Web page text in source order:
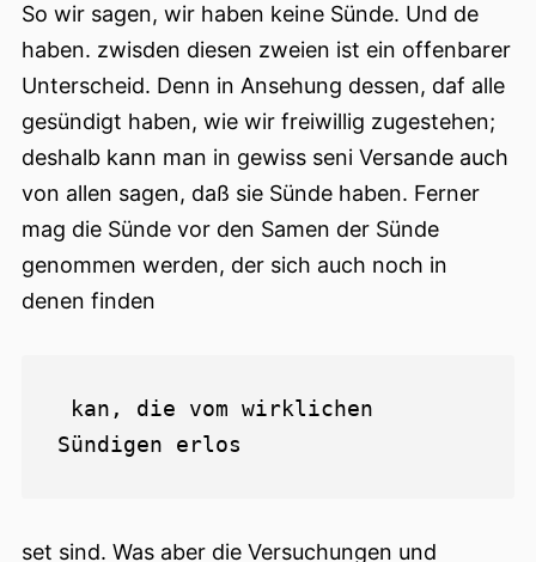
So wir sagen, wir haben keine Sünde. Und de
haben. zwisden diesen zweien ist ein offenbarer
Unterscheid. Denn in Ansehung dessen, daf alle
gesündigt haben, wie wir freiwillig zugestehen;
deshalb kann man in gewiss seni Versande auch
von allen sagen, daß sie Sünde haben. Ferner
mag die Sünde vor den Samen der Sünde
genommen werden, der sich auch noch in
denen finden
set sind. Was aber die Versuchungen und